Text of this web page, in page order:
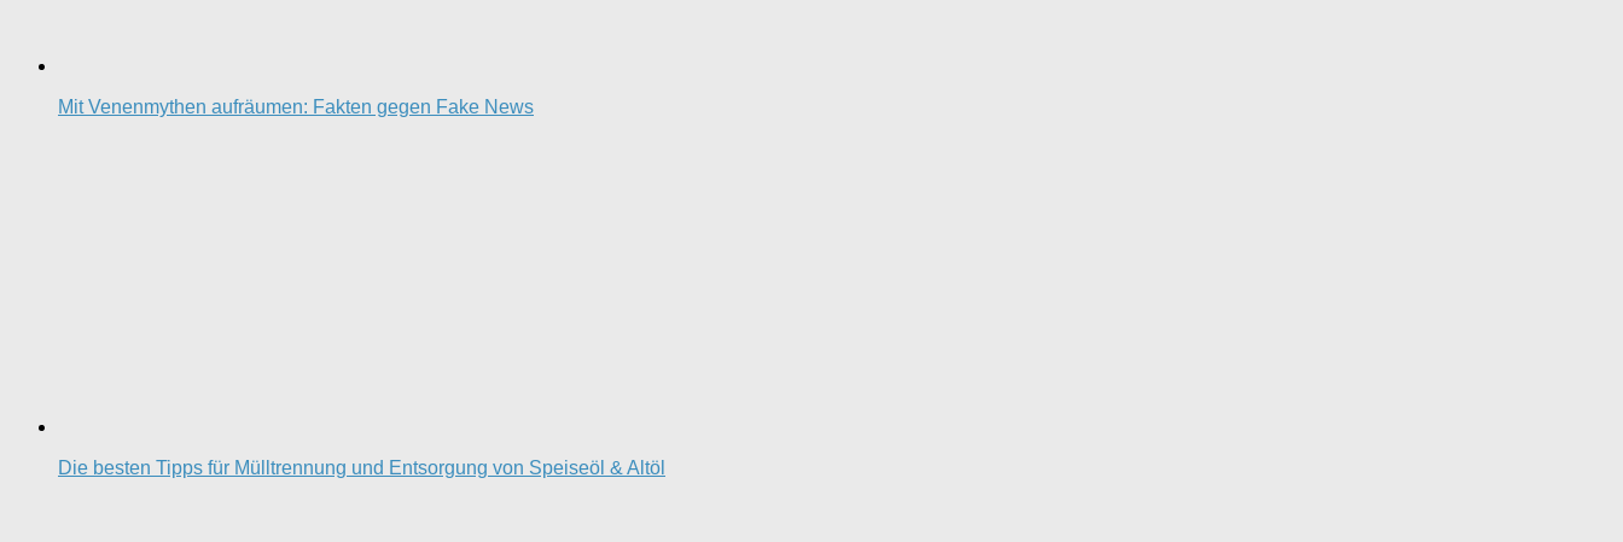
Mit Venenmythen aufräumen: Fakten gegen Fake News
Die besten Tipps für Mülltrennung und Entsorgung von Speiseöl & Altöl